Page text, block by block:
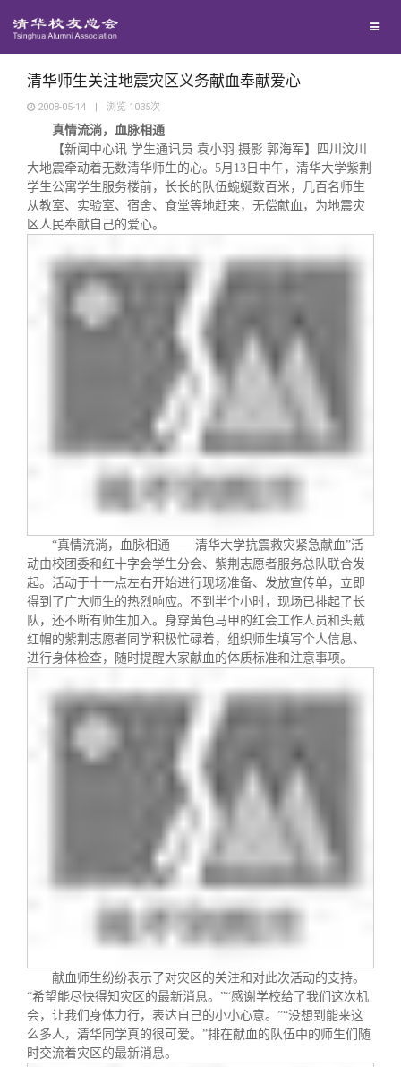
地区联络
年级联络
院系校友工作
兴趣群体
西南联大校友会
回馈母校
捐赠项目
捐赠新闻
捐赠方法
义工计划
媒体平台
《清华校友通讯》
我要订阅
新媒体平台
百年清华
清华故事
青春风采
校友讲坛
校友视界
终身学习
信息化服务
实用信息
总会简介
总会章程
理事会名单
制度法规
联系我们
清华师生关注地震灾区义务献血奉献爱心
2008-05-14 | 浏览 1035次
真情流淌，血脉相通
【新闻中心讯 学生通讯员 袁小羽 摄影 郭海军】四川汶川
大地震牵动着无数清华师生的心。 5月 13 日中午，清华大学紫荆
学生公寓学生服务楼前，长长的队伍蜿蜒数百米，几百名师生
从教室、实验室、宿舍、食堂等地赶来，无偿献血，为地震灾
区人民奉献自己的爱心。
“真情流淌，血脉相通——清华大学抗震救灾紧急献血”活
动由校团委和红十字会学生分会、紫荆志愿者服务总队联合发
起。活动于十一点左右开始进行现场准备、发放宣传单，立即
得到了广大师生的热烈响应。不到半个小时，现场已排起了长
队，还不断有师生加入。身穿黄色马甲的红会工作人员和头戴
红帽的紫荆志愿者同学积极忙碌着，组织师生填写个人信息、
进行身体检查，随时提醒大家献血的体质标准和注意事项。
献血师生纷纷表示了对灾区的关注和对此次活动的支持。
“希望能尽快得知灾区的最新消息。”“感谢学校给了我们这次机
会，让我们身体力行，表达自己的小小心意。”“没想到能来这
么多人，清华同学真的很可爱。”排在献血的队伍中的师生们随
时交流着灾区的最新消息。